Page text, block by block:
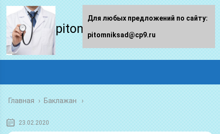
pitomniksad.ru
Главная › Баклажан
23.02.2020
Для любых предложений по сайту:
pitomniksad@cp9.ru